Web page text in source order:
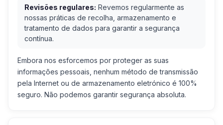
Revisões regulares: Revemos regularmente as
nossas práticas de recolha, armazenamento e
tratamento de dados para garantir a segurança
contínua.
Embora nos esforcemos por proteger as suas
informações pessoais, nenhum método de transmissão
pela Internet ou de armazenamento eletrónico é 100%
seguro. Não podemos garantir segurança absoluta.